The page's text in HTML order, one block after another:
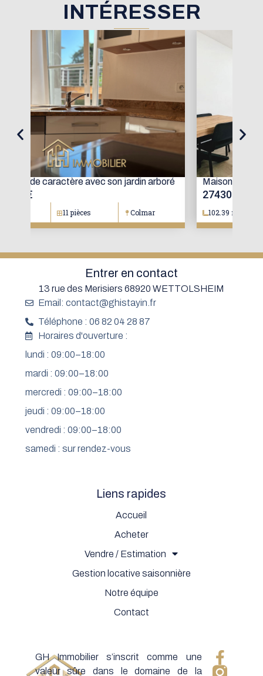
INTÉRESSER
Maison mitoyenne avec jardin
102.39 m² 4 pièces
GH Immobilier s’inscrit comme une
valeur sûre dans le domaine de la
Liens rapides
Accueil
Acheter
Vendre / Estimation
Gestion locative saisonnière
Notre équipe
Contact
Entrer en contact
13 rue des Merisiers 68920 WETTOLSHEIM
Email: contact@ghistayin.fr
Téléphone : 06 82 04 28 87
Horaires d'ouverture :
lundi : 09:00–18:00
mardi : 09:00–18:00
mercredi : 09:00–18:00
jeudi : 09:00–18:00
vendredi : 09:00–18:00
samedi : sur rendez-vous